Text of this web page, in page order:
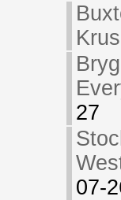
27
07-